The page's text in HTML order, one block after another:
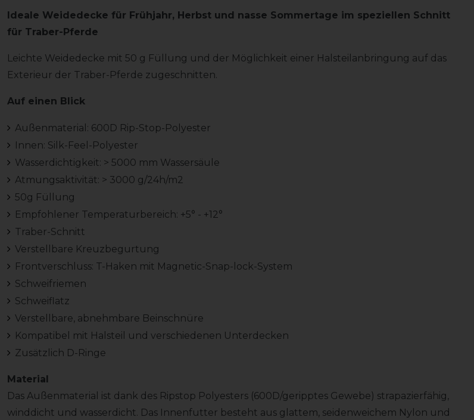
Ideale Weidedecke für Frühjahr, Herbst und nasse Sommertage im speziellen Schnitt
für Traber-Pferde
Leichte Weidedecke mit 50 g Füllung und der Möglichkeit einer Halsteilanbringung auf das
Exterieur der Traber-Pferde zugeschnitten.
Auf einen Blick
Außenmaterial: 600D Rip-Stop-Polyester
Innen: Silk-Feel-Polyester
Wasserdichtigkeit: > 5000 mm Wassersäule
Atmungsaktivität: > 3000 g/24h/m2
50g Füllung
Empfohlener Temperaturbereich: +5° - +12°
Traber-Schnitt
Verstellbare Kreuzbegurtung
Frontverschluss: T-Haken mit Magnetic-Snap-lock-System
Schweifriemen
Schweiflatz
Verstellbare, abnehmbare Beinschnüre
Kompatibel mit Halsteil und verschiedenen Unterdecken
Zusätzlich D-Ringe
Material
Das Außenmaterial ist dank des Ripstop Polyesters (600D/geripptes Gewebe) strapazierfähig,
winddicht und wasserdicht. Das Innenfutter besteht aus glattem, seidenweichem Nylon und